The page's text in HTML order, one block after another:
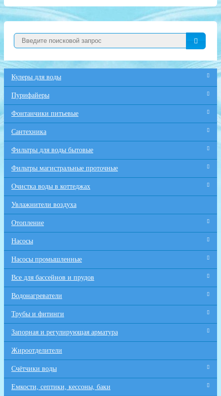
Кулеры для воды
Пурифайеры
Фонтанчики питьевые
Сантехника
Фильтры для воды бытовые
Фильтры магистральные проточные
Очистка воды в коттеджах
Увлажнители воздуха
Отопление
Насосы
Насосы промышленные
Все для бaссейнов и прудов
Водонагреватели
Трубы и фитинги
Запорная и регулирующая арматура
Жироотделители
Счётчики воды
Емкости, септики, кессоны, баки